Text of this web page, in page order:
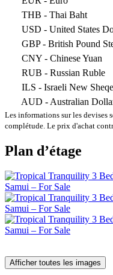
THB - Thai Baht
USD - United States
GBP- British Pound
CNY - Chinese Yuan
RUB - Russian Ruble
ILS - Israeli New
AUD - Australian
Les informations sur les devises
complétude. Le prix d'achat
Plan d’étage
Afficher toutes les images